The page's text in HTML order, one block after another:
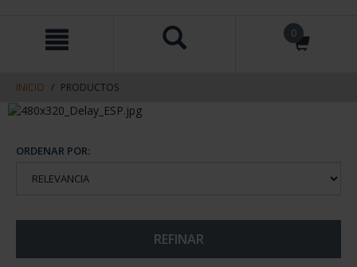
contenido
navegacin
0
INICIO PRODUCTOS
ORDENAR POR:
REFINAR